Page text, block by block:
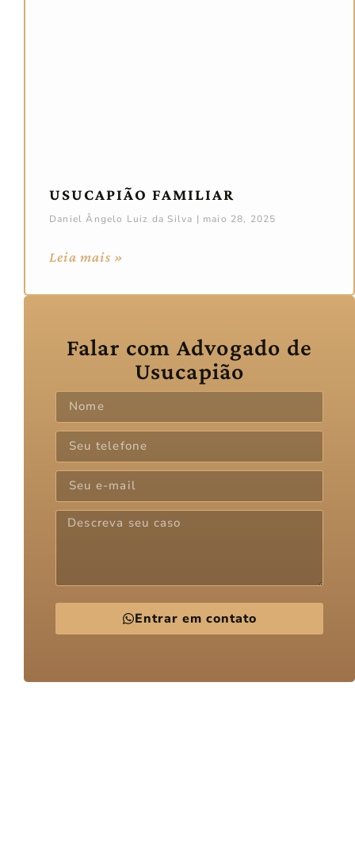
USUCAPIÃO FAMILIAR
Daniel Ângelo Luiz da Silva maio 28, 2025
Leia mais »
Falar com Advogado de
Usucapião
Entrar em contato